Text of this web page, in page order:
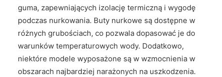
guma, zapewniających izolację termiczną i wygodę
podczas nurkowania. Buty nurkowe są dostępne w
różnych grubościach, co pozwala dopasować je do
warunków temperaturowych wody. Dodatkowo,
niektóre modele wyposażone są w wzmocnienia w
obszarach najbardziej narażonych na uszkodzenia.